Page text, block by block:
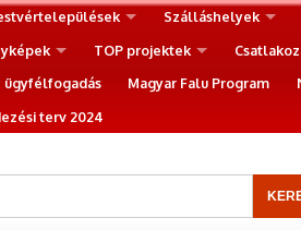
Szálláshelyek
TOP projektek
ügyfélfogadás Magyar Falu Program
terv 2024